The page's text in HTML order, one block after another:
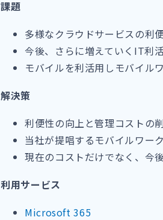
課題
多様なクラウドサービスの利
今後、さらに増えていくIT利
モバイルを利活用しモバイル
解決策
利便性の向上と管理コストの
当社が提唱するモバイルワー
現在のコストだけでなく、今
利用サービス
Microsoft 365